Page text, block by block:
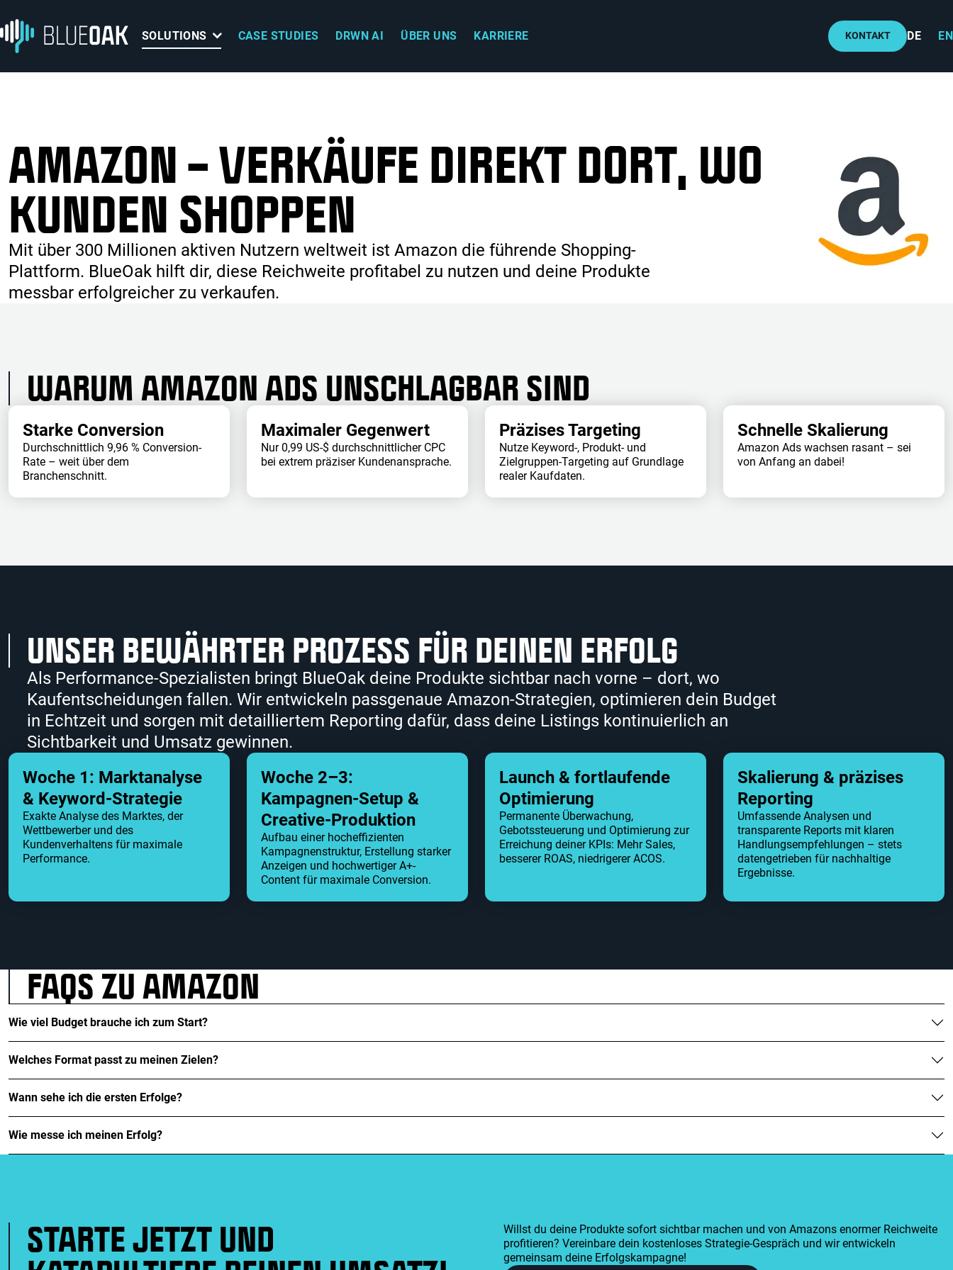
SOLUTIONS
CASE STUDIES DRWN AI ÜBER UNS KARRIERE KONTAKT DE EN
AMAZON – VERKÄUFE DIREKT DORT, WO
KUNDEN SHOPPEN
Mit über 300 Millionen aktiven Nutzern weltweit ist Amazon die führende Shopping-
Plattform. BlueOak hilft dir, diese Reichweite profitabel zu nutzen und deine Produkte
messbar erfolgreicher zu verkaufen.
WARUM AMAZON ADS UNSCHLAGBAR SIND
Starke Conversion
Durchschnittlich 9,96 % Conversion-
Rate – weit über dem
Branchenschnitt.
Maximaler Gegenwert
Nur 0,99 US-$ durchschnittlicher CPC
bei extrem präziser Kundenansprache.
Präzises Targeting
Nutze Keyword-, Produkt- und
Zielgruppen-Targeting auf Grundlage
realer Kaufdaten.
Schnelle Skalierung
Amazon Ads wachsen rasant – sei
von Anfang an dabei!
UNSER BEWÄHRTER PROZESS FÜR DEINEN ERFOLG
Als Performance-Spezialisten bringt BlueOak deine Produkte sichtbar nach vorne – dort, wo
Kaufentscheidungen fallen. Wir entwickeln passgenaue Amazon-Strategien, optimieren dein Budget
in Echtzeit und sorgen mit detailliertem Reporting dafür, dass deine Listings kontinuierlich an
Sichtbarkeit und Umsatz gewinnen.
Woche 1: Marktanalyse
& Keyword-Strategie
Exakte Analyse des Marktes, der
Wettbewerber und des
Kundenverhaltens für maximale
Performance.
Woche 2–3:
Kampagnen-Setup &
Creative-Produktion
Aufbau einer hocheffizienten
Kampagnenstruktur, Erstellung starker
Anzeigen und hochwertiger A+-
Content für maximale Conversion.
Launch & fortlaufende
Optimierung
Permanente Überwachung,
Gebotssteuerung und Optimierung zur
Erreichung deiner KPIs: Mehr Sales,
besserer ROAS, niedrigerer ACOS.
Skalierung & präzises
Reporting
Umfassende Analysen und
transparente Reports mit klaren
Handlungsempfehlungen – stets
datengetrieben für nachhaltige
Ergebnisse.
FAQS ZU AMAZON
Wie viel Budget brauche ich zum Start?
Welches Format passt zu meinen Zielen?
Wann sehe ich die ersten Erfolge?
Wie messe ich meinen Erfolg?
STARTE JETZT UND
Willst du deine Produkte sofort sichtbar machen und von Amazons enormer Reichweite
profitieren? Vereinbare dein kostenloses Strategie-Gespräch und wir entwickeln
gemeinsam deine Erfolgskampagne!